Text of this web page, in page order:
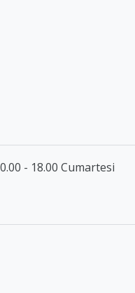
- 18.00 Cumartesi